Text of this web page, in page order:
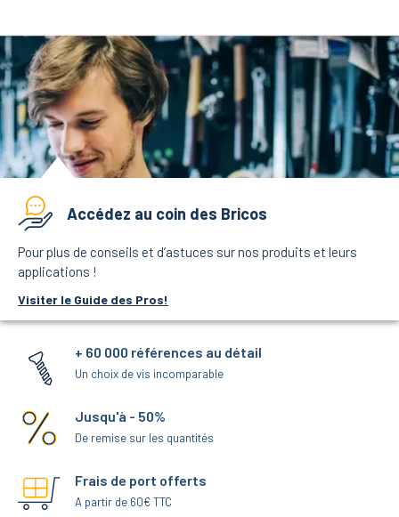
Accédez au coin des Bricos
Pour plus de conseils et d’astuces sur nos produits et leurs
applications !
Visiter le Guide des Pros!
+ 60 000 références au détail
Un choix de vis incomparable
Jusqu'à - 50%
De remise sur les quantités
Frais de port offerts
A partir de 60€ TTC